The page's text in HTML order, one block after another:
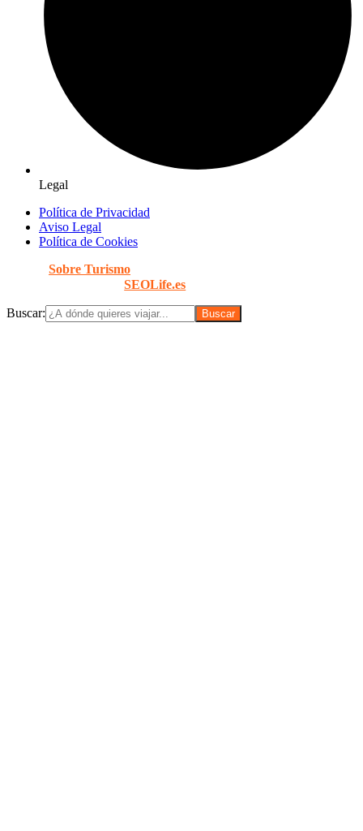
Legal
Política de Privacidad
Aviso Legal
Política de Cookies
Sobre Turismo
porSEOLife.es
Buscar: